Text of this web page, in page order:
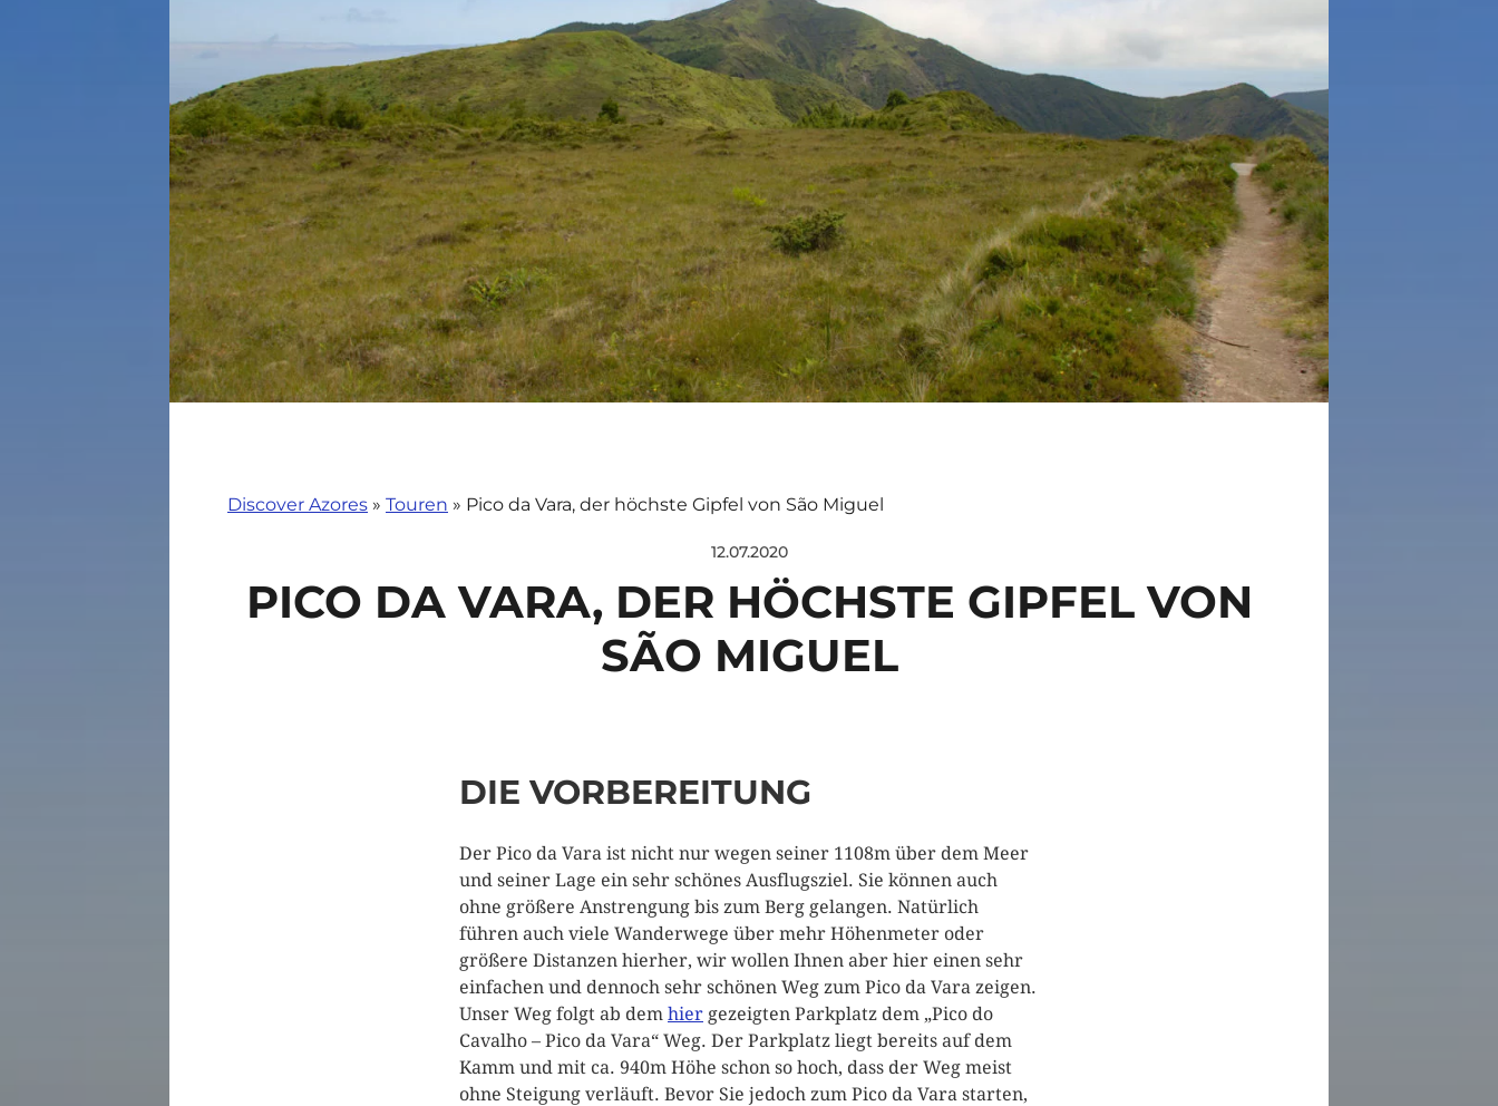
Discover Azores » Touren » Pico da Vara, der höchste Gipfel von São Miguel
12.07.2020
PICO DA VARA, DER HÖCHSTE GIPFEL VON
SÃO MIGUEL
DIE VORBEREITUNG
Der Pico da Vara ist nicht nur wegen seiner 1108m über dem Meer
und seiner Lage ein sehr schönes Ausflugsziel. Sie können auch
ohne größere Anstrengung bis zum Berg gelangen. Natürlich
führen auch viele Wanderwege über mehr Höhenmeter oder
größere Distanzen hierher, wir wollen Ihnen aber hier einen sehr
einfachen und dennoch sehr schönen Weg zum Pico da Vara zeigen.
Unser Weg folgt ab dem hier gezeigten Parkplatz dem „Pico do
Cavalho – Pico da Vara“ Weg. Der Parkplatz liegt bereits auf dem
Kamm und mit ca. 940m Höhe schon so hoch, dass der Weg meist
ohne Steigung verläuft. Bevor Sie jedoch zum Pico da Vara starten,